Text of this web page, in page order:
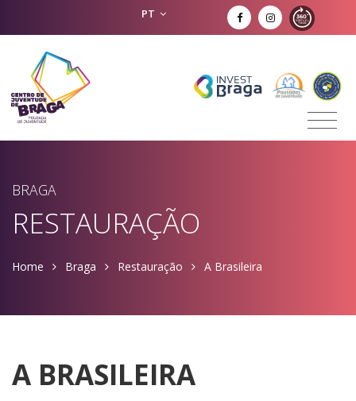
PT
BRAGA
RESTAURAÇÃO
Home Braga Restauração A Brasileira
A BRASILEIRA